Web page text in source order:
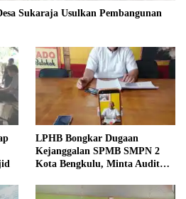
Sukaraja Usulkan Pembangunan
LPHB Bongkar Dugaan
Kejanggalan SPMB SMPN 2
Kota Bengkulu, Minta Audit